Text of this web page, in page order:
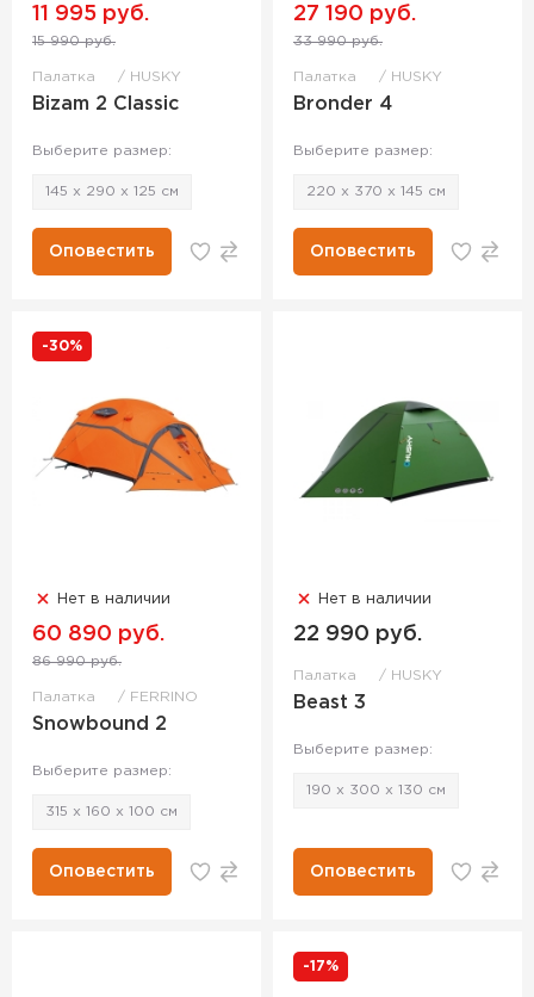
11 995 руб.
15 990 руб.
Палатка HUSKY
Bizam 2 Classic
Выберите размер:
145 x 290 x 125 см
Оповестить
27 190 руб.
33 990 руб.
Палатка HUSKY
Bronder 4
Выберите размер:
220 x 370 x 145 см
Оповестить
-30%
Нет в наличии
60 890 руб.
86 990 руб.
Палатка FERRINO
Snowbound 2
Выберите размер:
315 x 160 x 100 см
Оповестить
Нет в наличии
22 990 руб.
Палатка HUSKY
Beast 3
Выберите размер:
190 x 300 x 130 см
Оповестить
-17%